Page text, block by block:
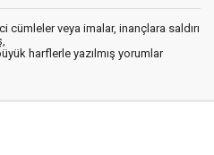
cümleler veya imalar, inançlara saldırı
harflerle yazılmış yorumlar